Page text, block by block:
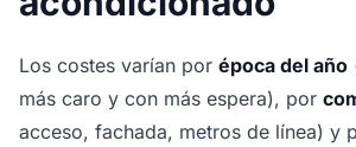
Los costes varían por época del año
más caro y con más espera), por
acceso, fachada, metros de línea) y